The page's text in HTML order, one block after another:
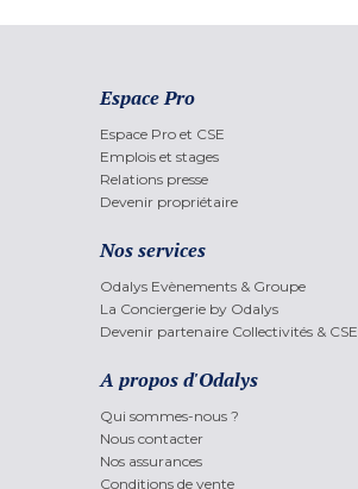
Espace Pro
Espace Pro et CSE
Emplois et stages
Relations presse
Devenir propriétaire
Nos services
Odalys Evènements & Groupe
La Conciergerie by Odalys
Devenir partenaire Collectivités & CSE
A propos d'Odalys
Qui sommes-nous ?
Nous contacter
Nos assurances
Conditions de vente